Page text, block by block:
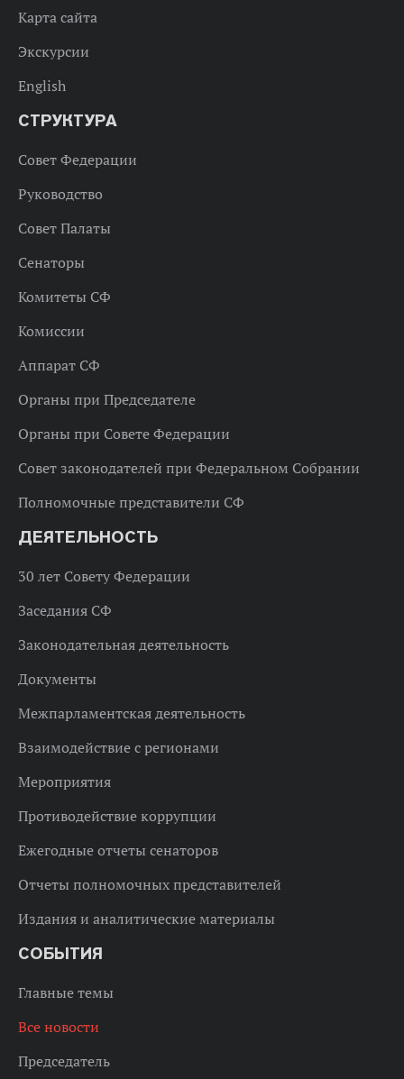
Карта сайта
Экскурсии
English
СТРУКТУРА
Совет Федерации
Руководство
Совет Палаты
Сенаторы
Комитеты СФ
Комиссии
Аппарат СФ
Органы при Председателе
Органы при Совете Федерации
Совет законодателей при Федеральном Собрании
Полномочные представители СФ
ДЕЯТЕЛЬНОСТЬ
30 лет Совету Федерации
Заседания СФ
Законодательная деятельность
Документы
Межпарламентская деятельность
Взаимодействие с регионами
Мероприятия
Противодействие коррупции
Ежегодные отчеты сенаторов
Отчеты полномочных представителей
Издания и аналитические материалы
СОБЫТИЯ
Главные темы
Все новости
Председатель